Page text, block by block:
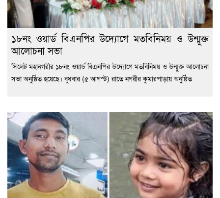
১৮নং ওয়ার্ড বিএনপির উদ্যোগে মতবিনিময় ও উন্মুক্ত
আলোচনা সভা
সিলেট মহানগরীর ১৮নং ওয়ার্ড বিএনপির উদ্যোগে মতবিনিময় ও উন্মুক্ত আলোচনা
সভা অনুষ্ঠিত হয়েছে। বুধবার (৫ আগস্ট) রাতে নগরীর কুমারপাড়ায় অনুষ্ঠিত